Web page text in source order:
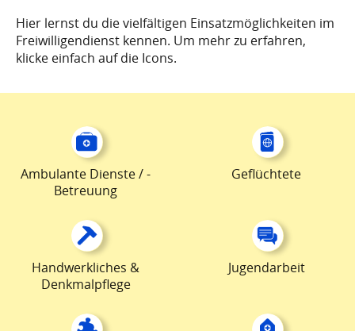
Hier lernst du die vielfältigen Einsatzmöglichkeiten im
Freiwilligendienst kennen. Um mehr zu erfahren,
klicke einfach auf die Icons.
Ambulante Dienste / -
Betreuung
Geflüchtete
Handwerkliches &
Denkmalpflege
Jugendarbeit